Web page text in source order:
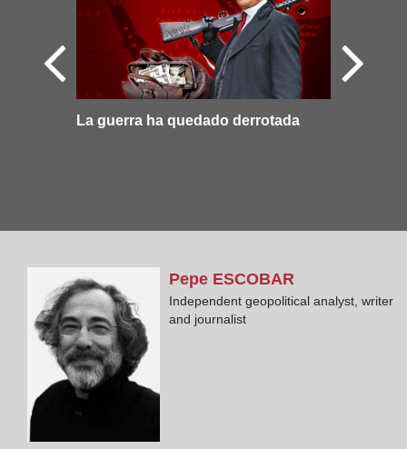
La guerra ha quedado derrotada
Pepe ESCOBAR
Independent geopolitical analyst, writer
and journalist